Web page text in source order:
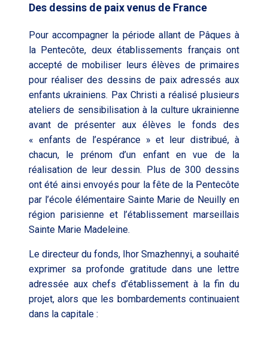
Des dessins de paix venus de France
Pour accompagner la période allant de Pâques à
la Pentecôte, deux établissements français ont
accepté de mobiliser leurs élèves de primaires
pour réaliser des dessins de paix adressés aux
enfants ukrainiens. Pax Christi a réalisé plusieurs
ateliers de sensibilisation à la culture ukrainienne
avant de présenter aux élèves le fonds des
« enfants de l’espérance » et leur distribué, à
chacun, le prénom d’un enfant en vue de la
réalisation de leur dessin. Plus de 300 dessins
ont été ainsi envoyés pour la fête de la Pentecôte
par l’école élémentaire Sainte Marie de Neuilly en
région parisienne et l’établissement marseillais
Sainte Marie Madeleine.
Le directeur du fonds, Ihor Smazhennyi, a souhaité
exprimer sa profonde gratitude dans une lettre
adressée aux chefs d’établissement à la fin du
projet, alors que les bombardements continuaient
dans la capitale :